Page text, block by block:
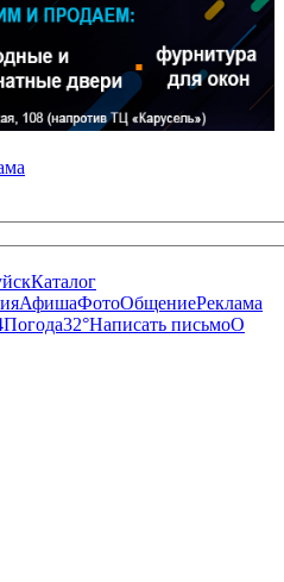
Каталог
АфишаФотоОбщениеРеклама
Погода32°Написать письмоО